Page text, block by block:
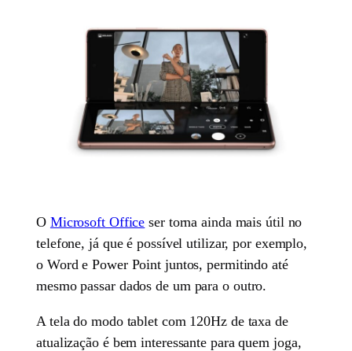
O Microsoft Office ser torna ainda mais útil no
telefone, já que é possível utilizar, por exemplo,
o Word e Power Point juntos, permitindo até
mesmo passar dados de um para o outro.
A tela do modo tablet com 120Hz de taxa de
atualização é bem interessante para quem joga,